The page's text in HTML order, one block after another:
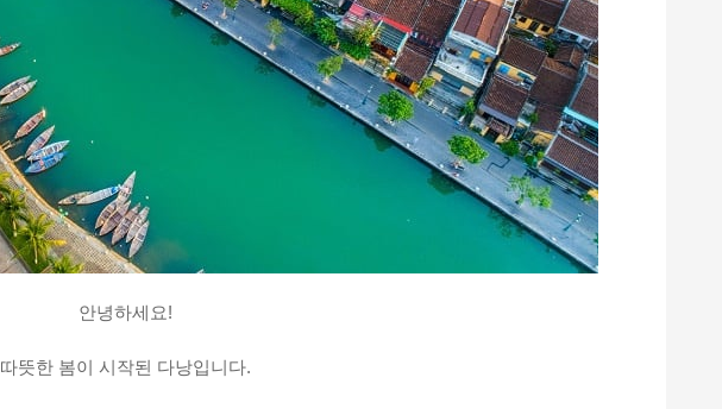
안녕하세요!
따뜻한 봄이 시작된 다낭입니다.